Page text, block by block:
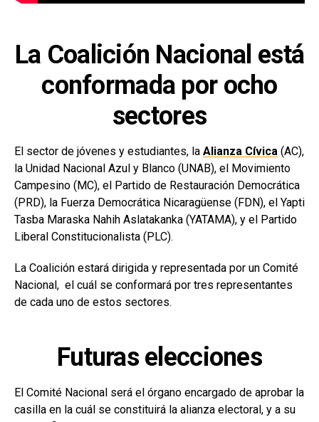
La Coalición Nacional está
conformada por ocho
sectores
El sector de jóvenes y estudiantes, la Alianza Cívica (AC),
la Unidad Nacional Azul y Blanco (UNAB), el Movimiento
Campesino (MC), el Partido de Restauración Democrática
(PRD), la Fuerza Democrática Nicaragüense (FDN), el Yapti
Tasba Maraska Nahih Aslatakanka (YATAMA), y el Partido
Liberal Constitucionalista (PLC).
La Coalición estará dirigida y representada por un Comité
Nacional, el cuál se conformará por tres representantes
de cada uno de estos sectores.
Futuras elecciones
El Comité Nacional será el órgano encargado de aprobar la
casilla en la cuál se constituirá la alianza electoral, y a su